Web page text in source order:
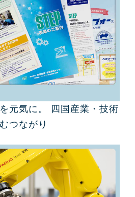
元気に。 四国産業・技術
つながり